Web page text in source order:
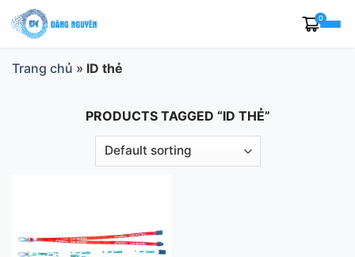
Skip
to
0
Trang chủ » ID thẻ
PRODUCTS TAGGED “ID THẺ”